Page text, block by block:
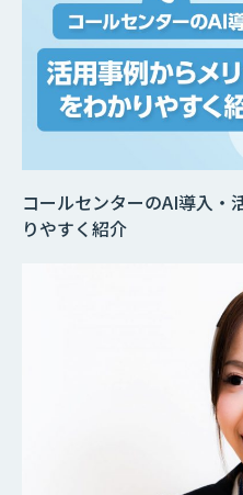
コールセンターのAI導入・
りやすく紹介